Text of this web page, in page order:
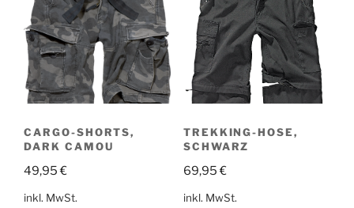
CARGO-SHORTS,
DARK CAMOU
49,95€
inkl. MwSt.
TREKKING-HOSE,
SCHWARZ
69,95€
inkl. MwSt.